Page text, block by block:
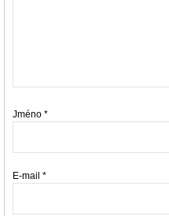
Jméno *
E-mail *